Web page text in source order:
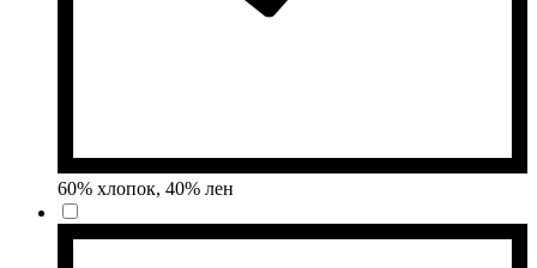
60% хлопок, 40% лен